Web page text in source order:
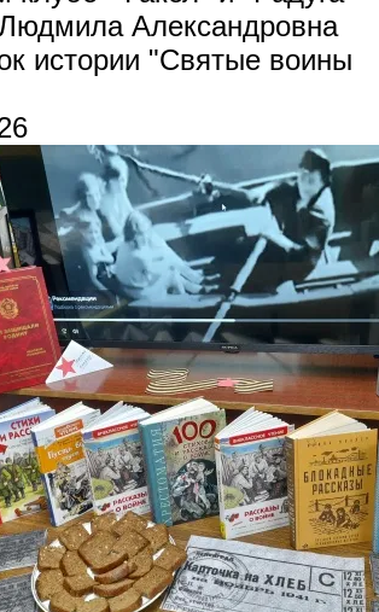
Александровна
истории "Святые воины